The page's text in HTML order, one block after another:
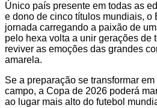
Único país presente em todas as
e dono de cinco títulos mundiais, o
jornada carregando a paixão de
pelo hexa volta a unir gerações de
reviver as emoções das grandes
amarela.
Se a preparação se transformar
campo, a Copa de 2026 poderá
ao lugar mais alto do futebol